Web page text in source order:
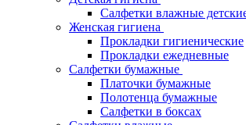
Салфетки влажные
Женская гигиена
Прокладки гигиенические
Прокладки ежедневные
Салфетки бумажные
Платочки бумажные
Полотенца бумажные
Салфетки в боксах